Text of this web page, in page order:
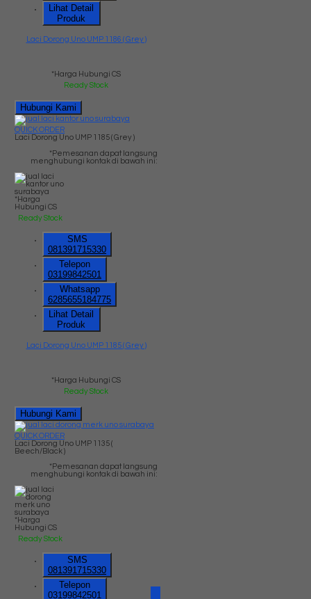
Lihat Detail
Produk
Laci Dorong Uno UMP 1186 ( Grey )
*Harga Hubungi CS
Ready Stock
Hubungi Kami
QUICK ORDER
Laci Dorong Uno UMP 1185 ( Grey )
*Pemesanan dapat langsung
menghubungi kontak di bawah ini:
*Harga
Hubungi CS
Ready Stock
SMS
081391715330
Telepon
03199842501
Whatsapp
6285655184775
Lihat Detail
Produk
Laci Dorong Uno UMP 1185 ( Grey )
*Harga Hubungi CS
Ready Stock
Hubungi Kami
QUICK ORDER
Laci Dorong Uno UMP 1135 (
Beech/Black )
*Pemesanan dapat langsung
menghubungi kontak di bawah ini:
*Harga
Hubungi CS
Ready Stock
SMS
081391715330
Telepon
03199842501